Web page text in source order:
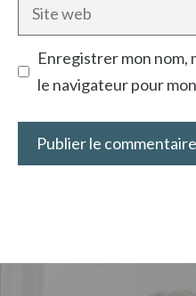
Site
web
Enregistrer mon nom,
le navigateur pour